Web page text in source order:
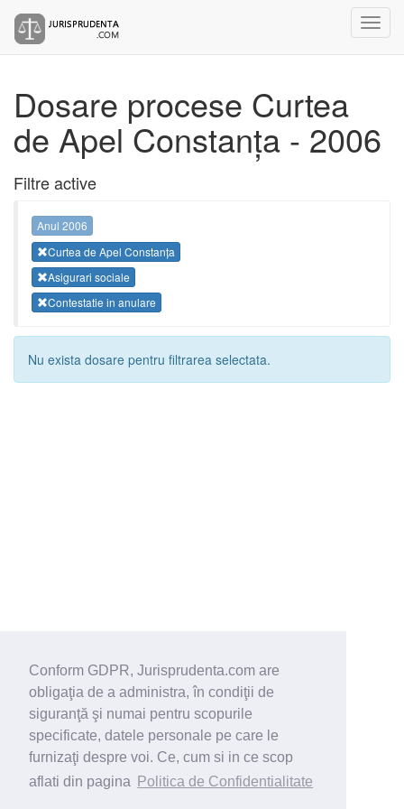
Conform GDPR, Jurisprudenta.com are
obligaţia de a administra, în condiţii de
siguranţă şi numai pentru scopurile
specificate, datele personale pe care le
furnizaţi despre voi. Ce, cum si in ce scop
aflati din pagina
Politica de Confidentialitate
Dosare procese Curtea
de Apel Constanța - 2006
Filtre active
Anul 2006
Curtea de Apel Constanța
Asigurari sociale
Contestatie in anulare
Nu exista dosare pentru filtrarea selectata.